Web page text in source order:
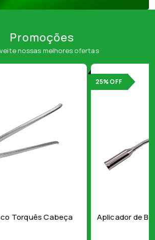
Promoções
nossas melhores ofertas
Torquês Cabeça
Aplicador de
25% OFF